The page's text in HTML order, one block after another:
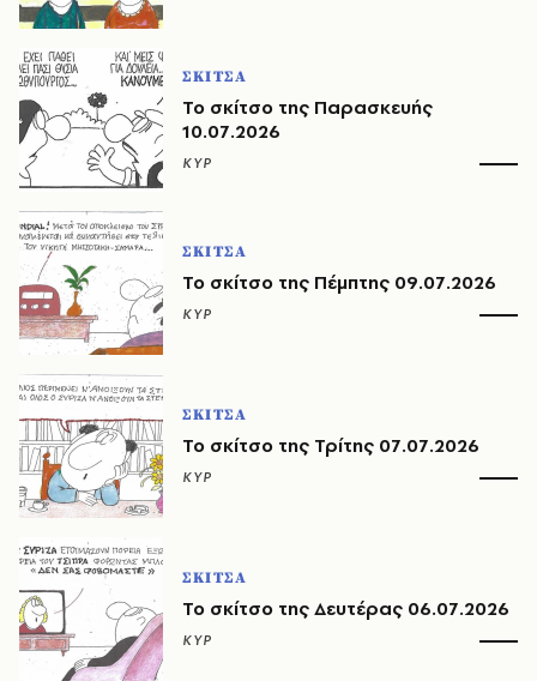
ΣΚΙΤΣΑ
Το σκίτσο της Παρασκευής
10.07.2026
ΚΥΡ
ΣΚΙΤΣΑ
Το σκίτσο της Πέμπτης 09.07.2026
ΚΥΡ
ΣΚΙΤΣΑ
Το σκίτσο της Τρίτης 07.07.2026
ΚΥΡ
ΣΚΙΤΣΑ
Το σκίτσο της Δευτέρας 06.07.2026
ΚΥΡ